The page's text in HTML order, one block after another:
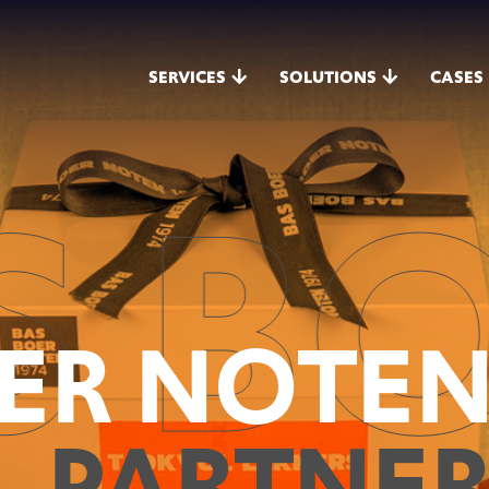
SERVICES SOLUTIONS CASES